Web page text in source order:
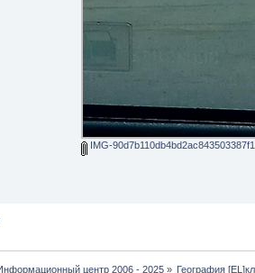
IMG-
центр 2006 - 2025» География